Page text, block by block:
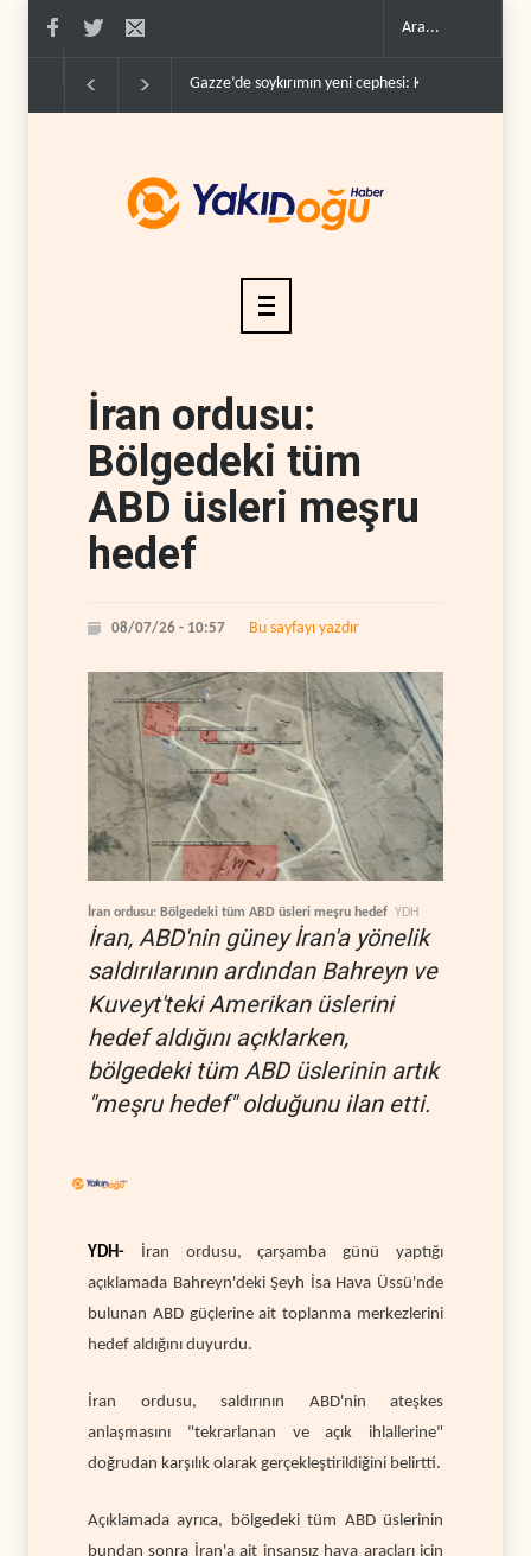
Gazze’de soykırımın yeni cephesi: Kamyonlar ve
İran ordusu:
Bölgedeki tüm
ABD üsleri meşru
hedef
08/07/26 - 10:57 Bu sayfayı yazdır
İran ordusu: Bölgedeki tüm ABD üsleri meşru hedef YDH
İran, ABD'nin güney İran'a yönelik
saldırılarının ardından Bahreyn ve
Kuveyt'teki Amerikan üslerini
hedef aldığını açıklarken,
bölgedeki tüm ABD üslerinin artık
"meşru hedef" olduğunu ilan etti.
YDH- İran ordusu, çarşamba günü yaptığı
açıklamada Bahreyn'deki Şeyh İsa Hava Üssü'nde
bulunan ABD güçlerine ait toplanma merkezlerini
hedef aldığını duyurdu.
İran ordusu, saldırının ABD'nin ateşkes
anlaşmasını "tekrarlanan ve açık ihlallerine"
doğrudan karşılık olarak gerçekleştirildiğini belirtti.
Açıklamada ayrıca, bölgedeki tüm ABD üslerinin
bundan sonra İran'a ait insansız hava araçları için